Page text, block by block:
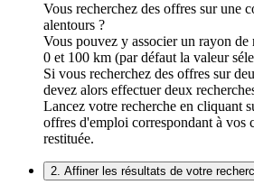
Vous recherchez des offres sur une
alentours ?
Vous pouvez y associer un rayon de
0 et 100 km (par défaut la valeur
Si vous recherchez des offres sur
devez alors effectuer deux
Lancez votre recherche en cliquant
offres d'emploi correspondant à vos
restituée.
2. Affiner les résultats de votre